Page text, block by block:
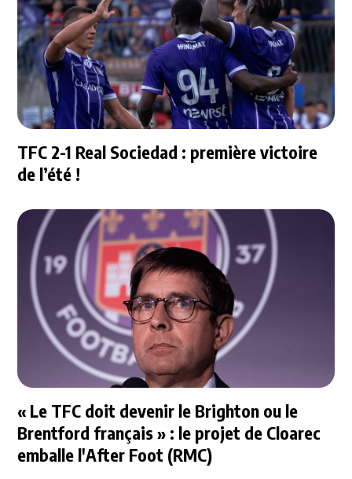
TFC 2-1 Real Sociedad : première victoire
de l’été !
« Le TFC doit devenir le Brighton ou le
Brentford français » : le projet de Cloarec
emballe l'After Foot (RMC)